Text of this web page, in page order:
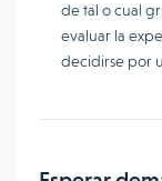
de tal o cual
evaluar la
decidirse por